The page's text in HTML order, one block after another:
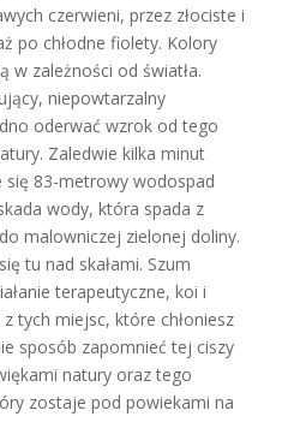
czerwieni, przez złociste i
po chłodne fiolety. Kolory
w zależności od światła.
niepowtarzalny
oderwać wzrok od tego
Zaledwie kilka minut
się 83-metrowy wodospad
wody, która spada z
malowniczej zielonej doliny.
tu nad skałami. Szum
terapeutyczne, koi i
tych miejsc, które chłoniesz
sposób zapomnieć tej ciszy
natury oraz tego
zostaje pod powiekami na